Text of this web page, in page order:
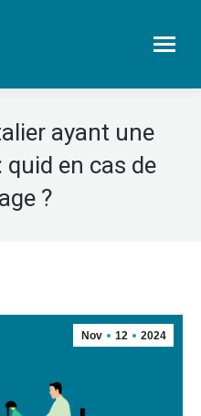
ayant une
en cas de
?
Nov 12 2024